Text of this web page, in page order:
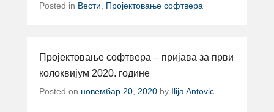
Posted in Вести Пројектовање софтвера
Пројектовање софтвера – пријава за први
колоквијум 2020. године
Posted on новембар 20, 2020 by Ilija Antovic